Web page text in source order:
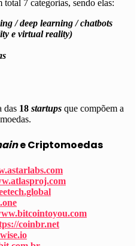
7 categorias, sendo elas:
/ deep learning / chatbots
e virtual reality)
das 18 startups que compõem a
.
e Criptomoedas
coinbr.net